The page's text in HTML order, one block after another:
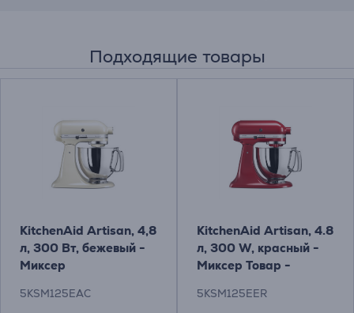
Подходящие товары
KitchenAid Artisan, 4,8
л, 300 Вт, бежевый -
Миксер
5KSM125EAC
KitchenAid Artisan, 4.8
л, 300 W, красный -
Миксер Товар -
5KSM125EER